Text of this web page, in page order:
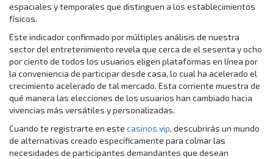
espaciales y temporales que distinguen a los establecimientos
físicos.
Este indicador confirmado por múltiples análisis de nuestra
sector del entretenimiento revela que cerca de el sesenta y ocho
por ciento de todos los usuarios eligen plataformas en línea por
la conveniencia de participar desde casa, lo cual ha acelerado el
crecimiento acelerado de tal mercado. Esta corriente muestra de
qué manera las elecciones de los usuarios han cambiado hacia
vivencias más versátiles y personalizadas.
Cuando te registrarte en este casinos vip, descubrirás un mundo
de alternativas creado específicamente para colmar las
necesidades de participantes demandantes que desean